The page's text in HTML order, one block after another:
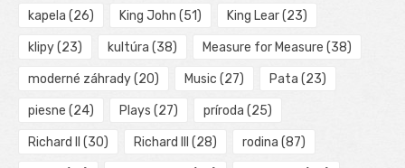
kapela (26) King John (51) King Lear(23)
klipy(23) kultúra (38) Measure for Measure (38)
moderné záhrady(20) Music (27) Pata (23)
piesne (24) Plays (27) príroda (25)
Richard II (30) Richard III (28) rodina (87)